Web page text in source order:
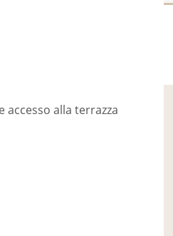
alla terrazza